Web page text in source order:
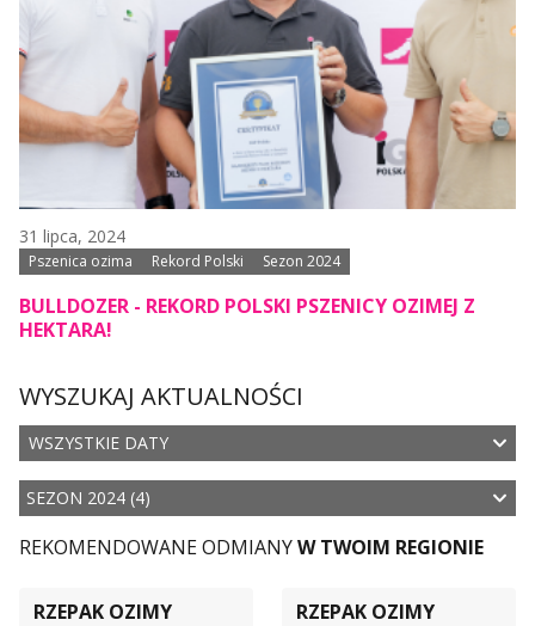
31 lipca, 2024
Pszenica ozima Rekord Polski Sezon 2024
BULLDOZER - REKORD POLSKI PSZENICY OZIMEJ Z
HEKTARA!
WYSZUKAJ AKTUALNOŚCI
WSZYSTKIE DATY
SEZON 2024 (4)
REKOMENDOWANE ODMIANYW TWOIM REGIONIE
RZEPAK OZIMY RZEPAK OZIMY